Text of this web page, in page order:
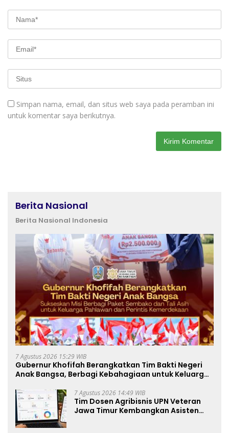
Simpan nama, email, dan situs web saya pada peramban ini
untuk komentar saya berikutnya.
Berita Nasional
Berita Nasional Indonesia
7 Agustus 2026 15:29 WIB
Gubernur Khofifah Berangkatkan Tim Bakti Negeri
Anak Bangsa, Berbagi Kebahagiaan untuk Keluarga
7 Agustus 2026 14:49 WIB
Tim Dosen Agribisnis UPN Veteran
Jawa Timur Kembangkan Asisten